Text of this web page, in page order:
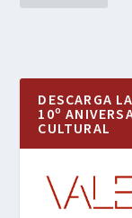
DESCARGA
10º
CULTURAL